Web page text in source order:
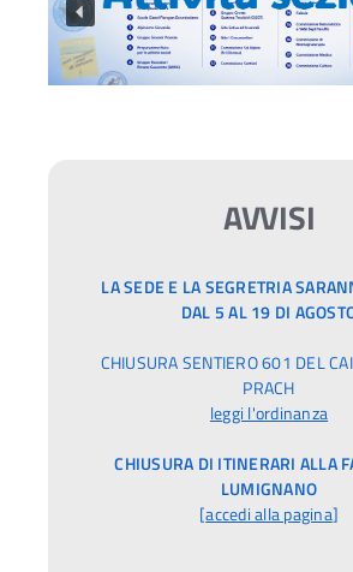
AVVISI
LA SEDE E LA SEGRETRIA
DAL 5 AL 19 DI
CHIUSURA SENTIERO 601 DEL
PRACH
leggi l'ordinanza
CHIUSURA DI ITINERARI ALLA
LUMIGNANO
[accedi alla pagina]